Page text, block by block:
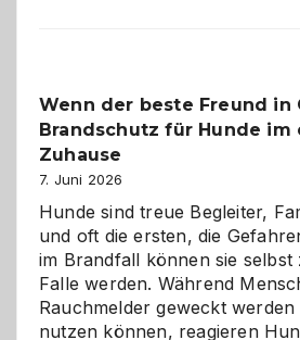
und
herzlich
Wenn der beste Freund in
Brandschutz für Hunde im
Zuhause
7. Juni 2026
Hunde sind treue Begleiter,
und oft die ersten, die
im Brandfall können sie
Falle werden. Während
Rauchmelder geweckt
nutzen können, reagieren